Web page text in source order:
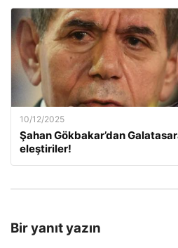
10/12/2025
Şahan Gökbakar’dan
eleştiriler!
Bir yanıt yazın